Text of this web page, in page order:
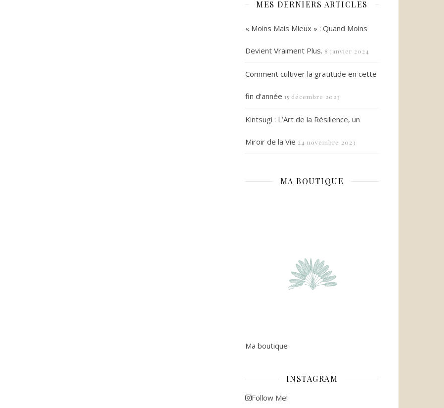
MES DERNIERS ARTICLES
« Moins Mais Mieux » : Quand Moins
Devient Vraiment Plus. 8 janvier 2024
Comment cultiver la gratitude en cette
fin d’année 15 décembre 2023
Kintsugi : L’Art de la Résilience, un
Miroir de la Vie 24 novembre 2023
MA BOUTIQUE
Ma boutique
INSTAGRAM
Follow Me!